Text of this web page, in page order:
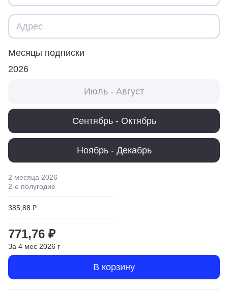
Месяцы подписки
2026
Июль - Август
Сентябрь - Октябрь
Ноябрь - Декабрь
2 месяца 2026
2-е полугодие
385,88 ₽
771,76 ₽
За 4 мес 2026 г
В корзину